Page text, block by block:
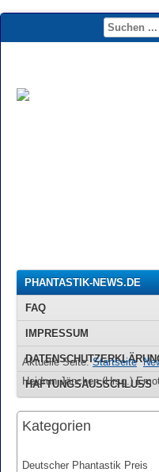
PHANTASTIK-NEWS.DE
FAQ
IMPRESSUM
HAFTUNGSAUSSCHLUSS
Aktuelle Seite:Startseite
Heidrun Jänchen (Hrsg.)
Kategorien
Deutscher Phantastik Preis